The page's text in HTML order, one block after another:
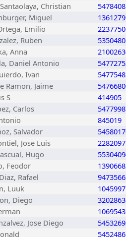
Christian
Miguel
1361279
Emilio
2237750
Ruben
Anna
Daniel Antonio
Ivan
Ramon, Jaime
S
414905
Carlos
845019
Salvador
Jose Luis
2282097
Hugo
Feodor
Rafael
Luuk
1045997
Diego
1069543
Jose Diego